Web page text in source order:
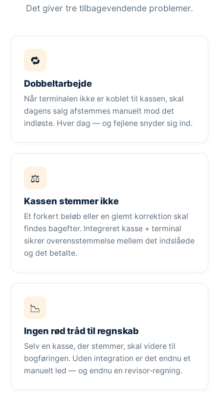
Det giver tre tilbagevendende problemer.
🔁
Dobbeltarbejde
Når terminalen ikke er koblet til kassen, skal
dagens salg afstemmes manuelt mod det
indløste. Hver dag — og fejlene snyder sig ind.
⚖️
Kassen stemmer ikke
Et forkert beløb eller en glemt korrektion skal
findes bagefter. Integreret kasse + terminal
sikrer overensstemmelse mellem det indslåede
og det betalte.
📉
Ingen rød tråd til regnskab
Selv en kasse, der stemmer, skal videre til
bogføringen. Uden integration er det endnu et
manuelt led — og endnu en revisor-regning.